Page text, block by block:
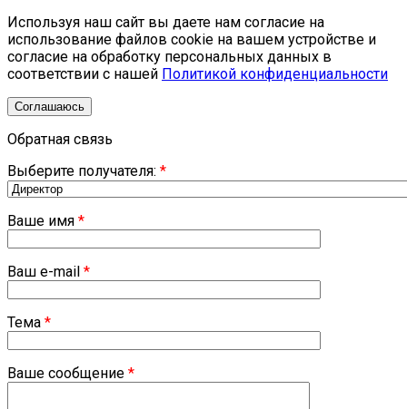
Используя наш сайт вы даете нам согласие на
использование файлов cookie на вашем устройстве и
согласие на обработку персональных данных в
соответствии с нашей Политикой конфиденциальности
Соглашаюсь
Обратная связь
Выберите получателя: *
Ваше имя *
Ваш e-mail *
Тема *
Ваше сообщение *